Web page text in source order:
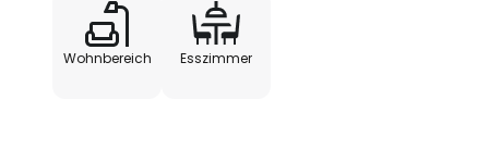
Wohnbereich Esszimmer